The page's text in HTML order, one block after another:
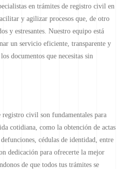
en trámites de registro civil en
y agilizar procesos que, de otro
y estresantes. Nuestro equipo está
un servicio eficiente, transparente y
documentos que necesitas sin
registro civil son fundamentales para
cotidiana, como la obtención de actas
cédulas de identidad, entre
dedicación para ofrecerte la mejor
de que todos tus trámites se